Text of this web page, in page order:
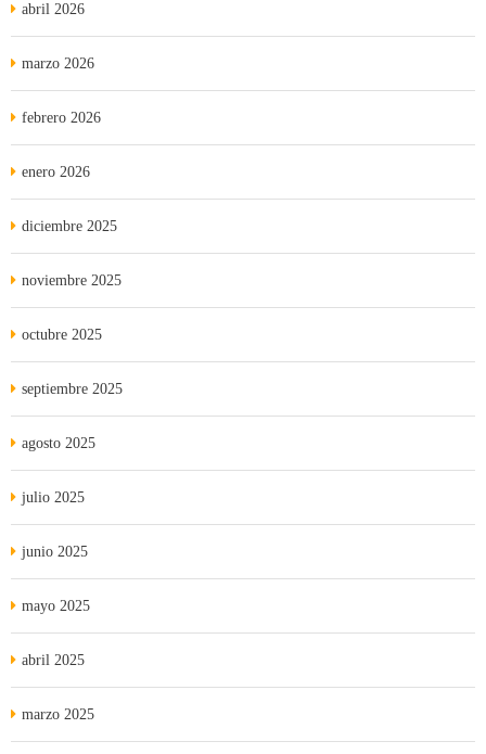
abril 2026
marzo 2026
febrero 2026
enero 2026
diciembre 2025
noviembre 2025
octubre 2025
septiembre 2025
agosto 2025
julio 2025
junio 2025
mayo 2025
abril 2025
marzo 2025